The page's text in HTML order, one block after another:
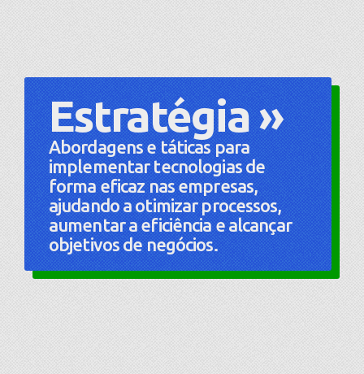
Estratégia »
Abordagens e táticas para
implementar tecnologias de
forma eficaz nas empresas,
ajudando a otimizar processos,
aumentar a eficiência e alcançar
objetivos de negócios.